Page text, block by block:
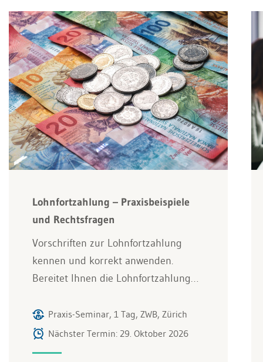
Lohnfortzahlung – Praxisbeispiele
und Rechtsfragen
Vorschriften zur Lohnfortzahlung
kennen und korrekt anwenden.
Bereitet Ihnen die Lohnfortzahlung…
Praxis-Seminar, 1 Tag, ZWB, Zürich
Nächster Termin: 29. Oktober 2026